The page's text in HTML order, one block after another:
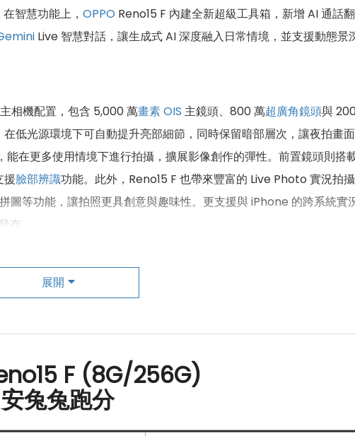
智慧功能上， OPPO Reno15 F 內建全新超級工具箱，新增 AI 通話
Live 智慧對話，讓生成式 AI 深度融入日常情境，並支援動態景
相機配置，包含 5,000 萬畫素OIS 主鏡頭、800 萬超廣角鏡頭與
低光源環境下可自動提升亮部細節，同時保留暗部層次，讓夜拍畫
在更多使用情境下進行拍攝，擴展影像創作的彈性。前置鏡頭則搭
援臉部辨識功能。此外，Reno15 F 也帶來豐富的 Live Photo 實況拍
等功能，讓拍照更具創意與趣味性。更支援與 iPhone 的跨系統實
。
展開
F (8G/256G)
安兔兔跑分